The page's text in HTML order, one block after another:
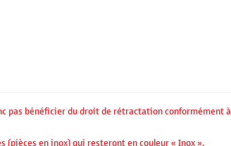
pas bénéficier du droit de rétractation conformément à